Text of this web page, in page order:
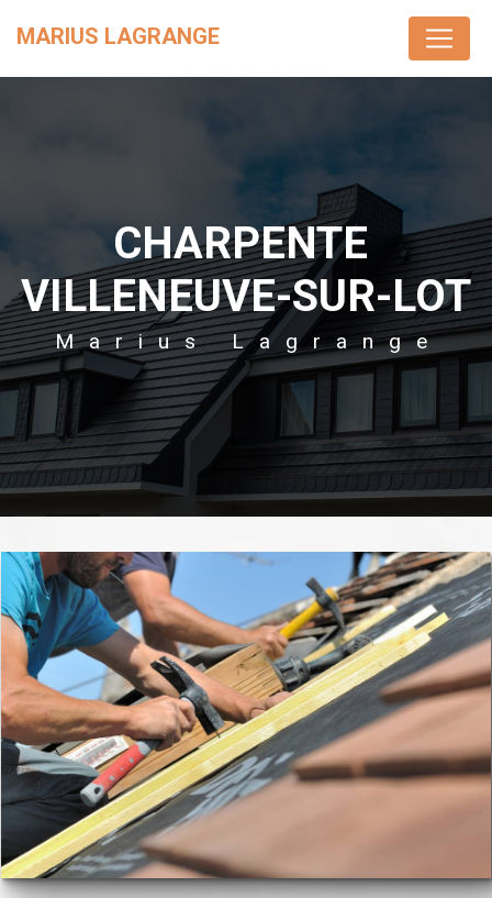
MARIUS LAGRANGE
CHARPENTE
VILLENEUVE-SUR-LOT
Marius Lagrange